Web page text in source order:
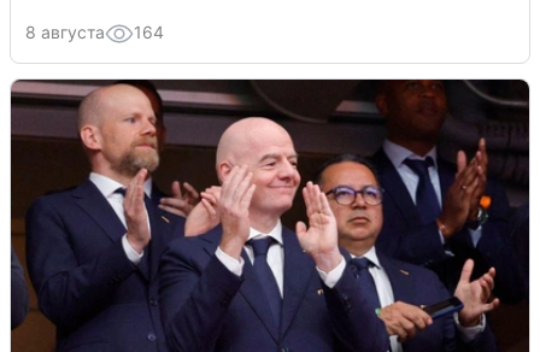
8 августа 164